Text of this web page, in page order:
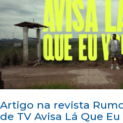
Artigo na revista
de TV Avisa Lá Que Eu